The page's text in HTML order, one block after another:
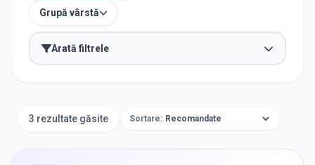
Grupă vârstă
Arată filtrele
3 rezultate găsite Sortare: